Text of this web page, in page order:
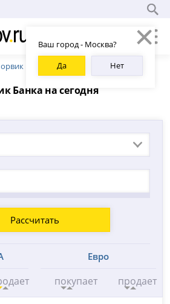
Ваш город - Москва?
Да
Нет
Банк
Банка на сегодня
Рассчитать
Евро
покупает продает